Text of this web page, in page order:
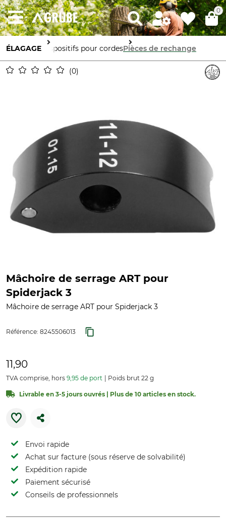
0
ÉLAGAGE Dispositifs pour cordesPièces de rechange
0
Mâchoire de serrage ART pour
Spiderjack 3
Mâchoire de serrage ART pour Spiderjack 3
Référence: 8245506013
11,90
TVA comprise, hors 9,95 de port Poids brut 22 g
Livrable en 3-5 jours ouvrés | Plus de 10 articles en stock.
Envoi rapide
Achat sur facture (sous réserve de solvabilité)
Expédition rapide
Paiement sécurisé
Conseils de professionnels